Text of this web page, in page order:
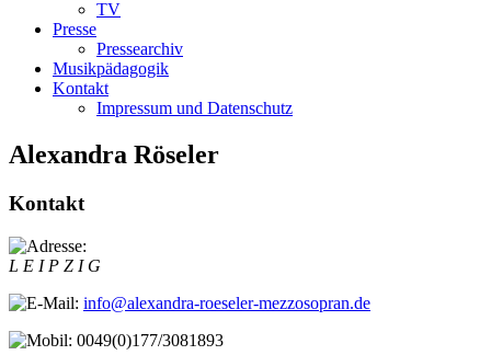
TV
Presse
Pressearchiv
Musikpädagogik
Kontakt
Impressum und Datenschutz
Alexandra Röseler
Kontakt
L E I P Z I G
info@alexandra-roeseler-mezzosopran.de
0049(0)177/3081893